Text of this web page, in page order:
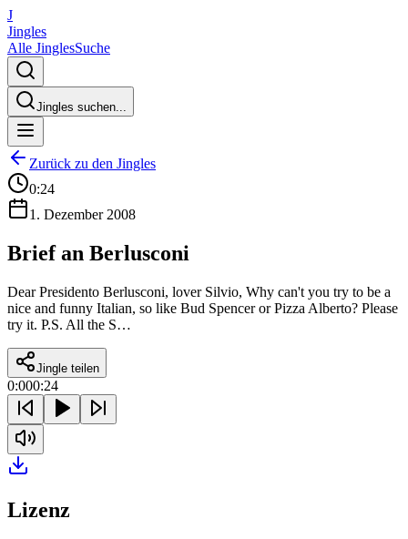
J
Jingles
Alle JinglesSuche
Jingles suchen...
Zurück zu den Jingles
0:24
1. Dezember 2008
Brief an Berlusconi
Dear Presidento Berlusconi, lover Silvio, Why can't you try to be a
nice and funny Italian, so like Bud Spencer or Pizza Alberto? Please
try it. P.S. All the S…
Jingle teilen
0:000:24
Lizenz